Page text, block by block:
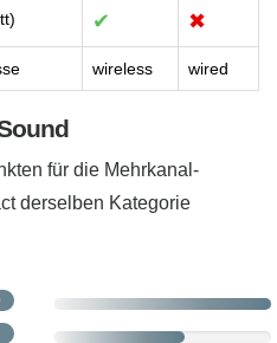
✔ ✖
wireless wired
für die Mehrkanal-
derselben Kategorie